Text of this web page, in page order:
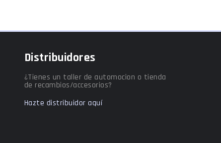
Distribuidores
¿Tienes un taller de automocion o tienda
de recambios/accesorios?
Hazte distribuidor aquí